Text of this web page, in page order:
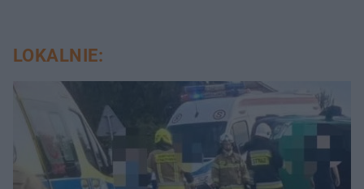
LOKALNIE: